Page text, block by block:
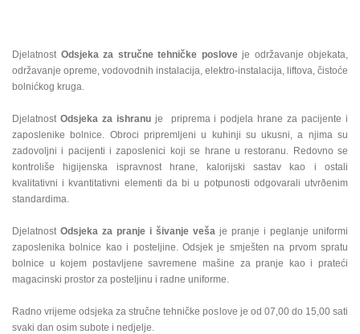
Djelatnost Odsjeka za stručne tehničke posloveje održavanje objekata,
održavanje opreme, vodovodnih instalacija, elektro-instalacija, liftova, čistoće
bolnićkog kruga.
Djelatnost Odsjeka za ishranuje priprema i podjela hrane za pacijente i
zaposlenike bolnice. Obroci pripremljeni u kuhinji su ukusni, a njima su
zadovoljni i pacijenti i zaposlenici koji se hrane u restoranu. Redovno se
kontroliše higijenska ispravnost hrane, kalorijski sastav kao i ostali
kvalitativni i kvantitativni elementi da bi u potpunosti odgovarali utvrðenim
standardima.
Djelatnost Odsjeka za pranje i šivanje veša je pranje i peglanje uniformi
zaposlenika bolnice kao i posteljine. Odsjek je smješten na prvom spratu
bolnice u kojem postavljene savremene mašine za pranje kao i prateći
magacinski prostor za posteljinu i radne uniforme.
Radno vrijeme odsjeka za stručne tehničke poslove je od 07,00 do 15,00 sati
svaki dan osim subote i nedjelje.